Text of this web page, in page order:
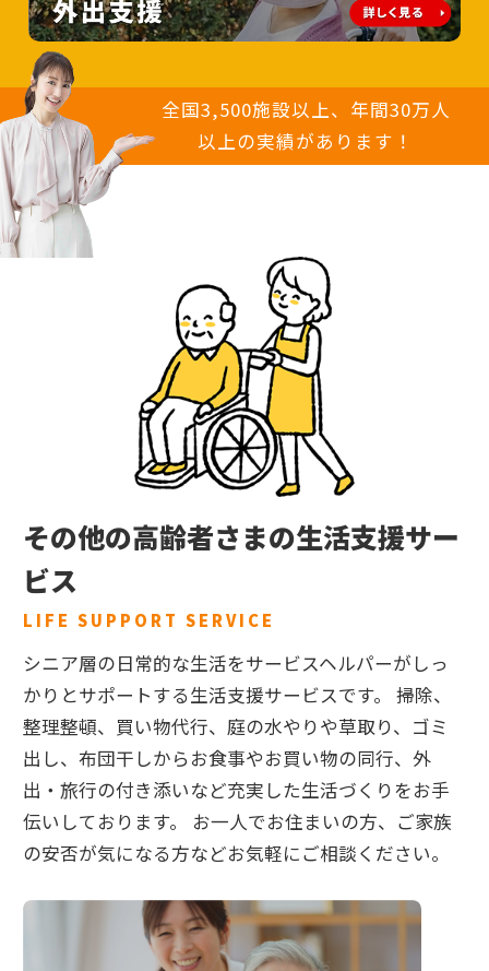
Previous Next
全国3,500施設以上、年間30万人
以上の実績があります！
その他の高齢者さまの生活支援サー
ビス
LIFE SUPPORT SERVICE
シニア層の日常的な生活をサービスヘルパーがしっ
かりとサポートする生活支援サービスです。 掃除、
整理整頓、買い物代行、庭の水やりや草取り、ゴミ
出し、布団干しからお食事やお買い物の同行、外
出・旅行の付き添いなど充実した生活づくりをお手
伝いしております。 お一人でお住まいの方、ご家族
の安否が気になる方などお気軽にご相談ください。